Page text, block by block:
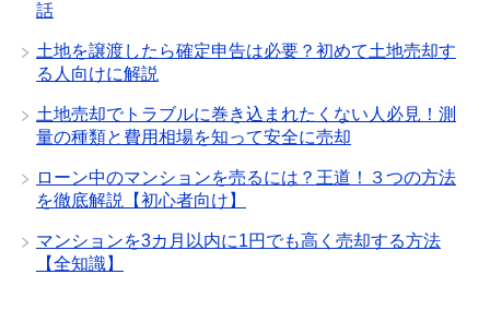
話
土地を譲渡したら確定申告は必要？初めて土地売却す
る人向けに解説
土地売却でトラブルに巻き込まれたくない人必見！測
量の種類と費用相場を知って安全に売却
ローン中のマンションを売るには？王道！３つの方法
を徹底解説【初心者向け】
マンションを3カ月以内に1円でも高く売却する方法
【全知識】